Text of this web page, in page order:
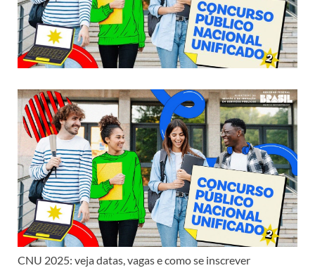
CNU 2025: veja datas, vagas e como se inscrever